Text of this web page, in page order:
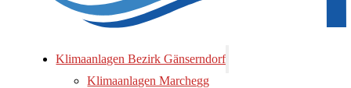
Klimaanlagen Bezirk Gänserndorf
Klimaanlagen Marchegg